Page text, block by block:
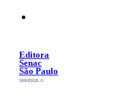
Conteúdo
Editora
Senac
São Paulo
SACOLA
MENU